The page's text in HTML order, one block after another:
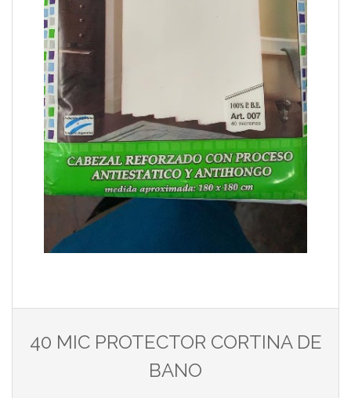
40 MIC PROTECTOR CORTINA DE
BANO